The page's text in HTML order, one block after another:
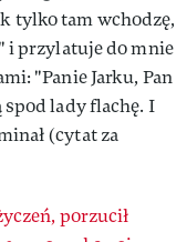
tylko tam wchodzę,
i przylatuje do mnie
"Panie Jarku, Pan
lady flachę. I
(cytat za
porzucił